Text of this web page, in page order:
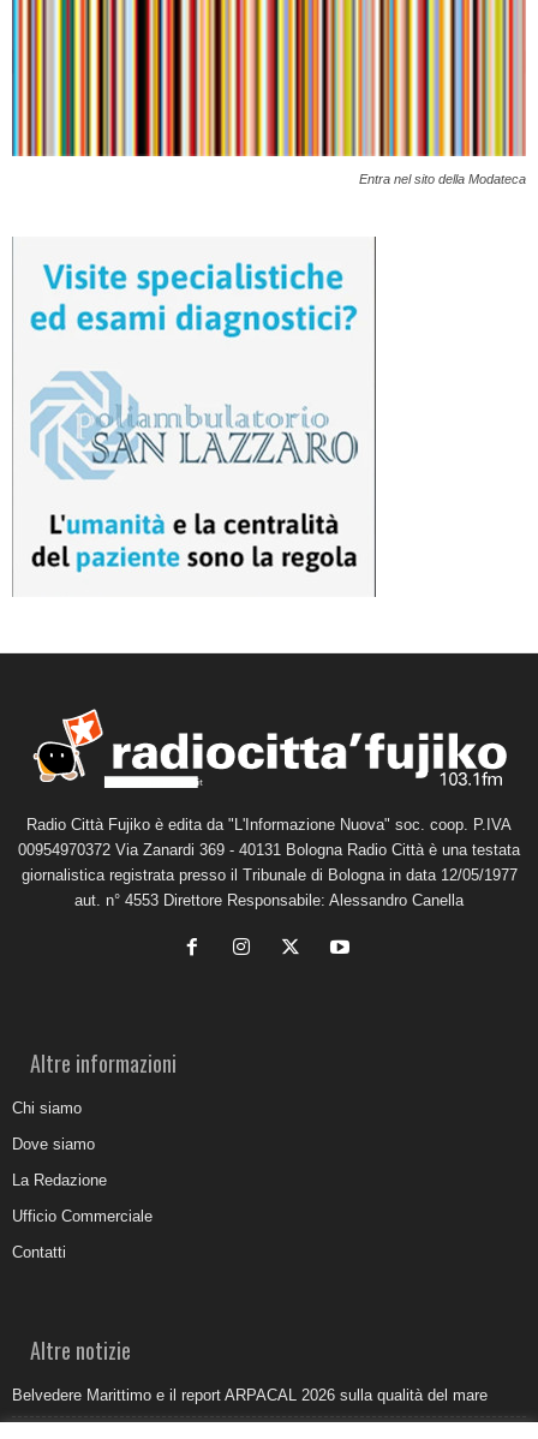
Entra nel sito della Modateca
Radio Città Fujiko è edita da "L'Informazione Nuova" soc. coop. P.IVA
00954970372 Via Zanardi 369 - 40131 Bologna Radio Città è una testata
giornalistica registrata presso il Tribunale di Bologna in data 12/05/1977
aut. n° 4553 Direttore Responsabile: Alessandro Canella
Altre informazioni
Chi siamo
Dove siamo
La Redazione
Ufficio Commerciale
Contatti
Altre notizie
Belvedere Marittimo e il report ARPACAL 2026 sulla qualità del mare